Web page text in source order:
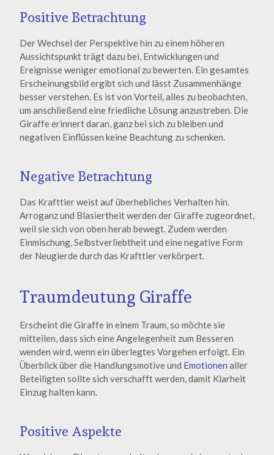
Positive Betrachtung
Der Wechsel der Perspektive hin zu einem höheren
Aussichtspunkt trägt dazu bei, Entwicklungen und
Ereignisse weniger emotional zu bewerten. Ein gesamtes
Erscheinungsbild ergibt sich und lässt Zusammenhänge
besser verstehen. Es ist von Vorteil, alles zu beobachten,
um anschließend eine friedliche Lösung anzustreben. Die
Giraffe erinnert daran, ganz bei sich zu bleiben und
negativen Einflüssen keine Beachtung zu schenken.
Negative Betrachtung
Das Krafttier weist auf überhebliches Verhalten hin.
Arroganz und Blasiertheit werden der Giraffe zugeordnet,
weil sie sich von oben herab bewegt. Zudem werden
Einmischung, Selbstverliebtheit und eine negative Form
der Neugierde durch das Krafttier verkörpert.
Traumdeutung Giraffe
Erscheint die Giraffe in einem Traum, so möchte sie
mitteilen, dass sich eine Angelegenheit zum Besseren
wenden wird, wenn ein überlegtes Vorgehen erfolgt. Ein
Überblick über die Handlungsmotive und Emotionen aller
Beteiligten sollte sich verschafft werden, damit Klarheit
Einzug halten kann.
Positive Aspekte